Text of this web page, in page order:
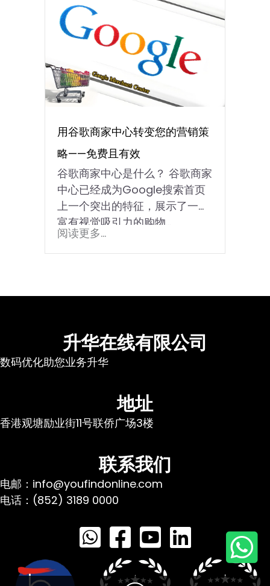
用谷歌商家中心转变您的营销策
略——免费且有效
谷歌商家中心是什么？ 谷歌商家
中心已经成为Google搜索首页
上一个突出的特征，展示了一个
富有视觉吸引力的购物…
阅读更多...
升华在线有限公司
数码优化助您业务升华
地址
香港观塘励业街11号联侨广场3楼
联系我们
电邮：info@youfindonline.com
电话：(852) 3189 0000